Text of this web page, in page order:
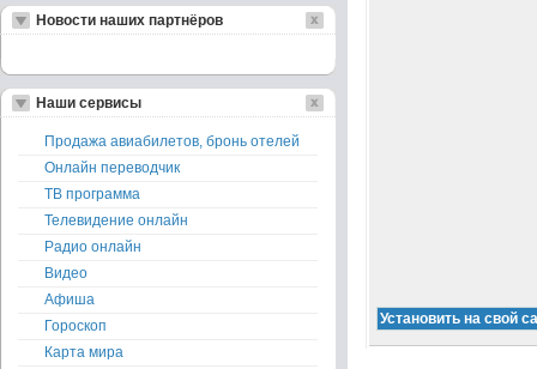
Новости наших партнёров
Наши сервисы
Продажа авиабилетов, бронь отелей
Онлайн переводчик
ТВ программа
Телевидение онлайн
Радио онлайн
Видео
Афиша
Гороскоп
Карта мира